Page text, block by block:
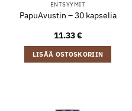
ENTSYYMIT
PapuAvustin – 30 kapselia
11.33€
LISÄÄ OSTOSKORIIN